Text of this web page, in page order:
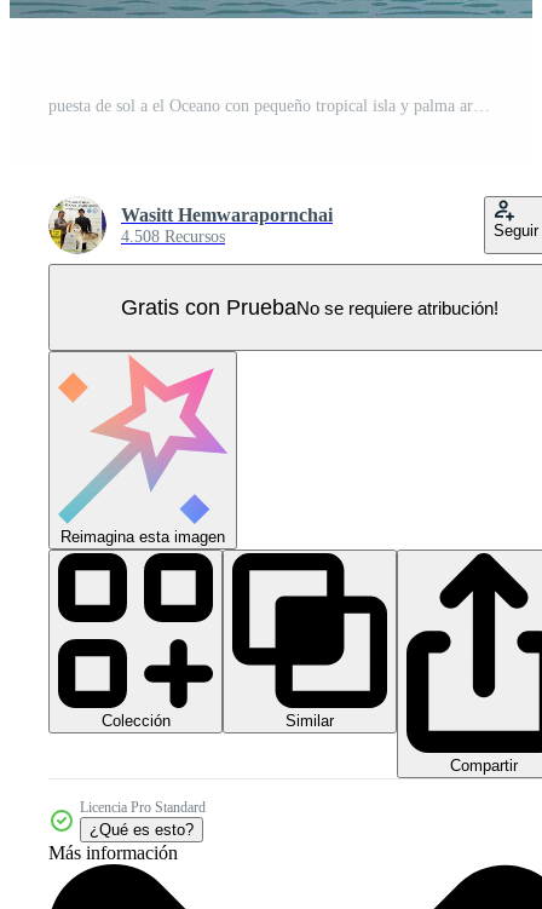
puesta de sol a el Oceano con pequeño tropical isla y palma arboles tener blanco espacio. viaje concepto vector ilustración antecedentes. Vector Pro
Wasitt Hemwarapornchai
4.508 Recursos Seguir
Gratis con PruebaNo se requiere atribución!
Reimagina esta imagen
Colección Similar
Compartir
Licencia Pro Standard
¿Qué es esto?
Más información